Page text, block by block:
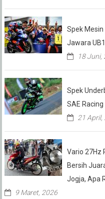
Spek Mesin
Jawara
18 Juni,
Spek
SAE
21 April,
Vario 27Hz
Bersih
Jogja, Apa
9 Maret, 2026